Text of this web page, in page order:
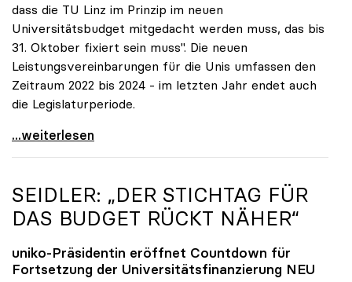
dass die TU Linz im Prinzip im neuen
Universitätsbudget mitgedacht werden muss, das bis
31. Oktober fixiert sein muss". Die neuen
Leistungsvereinbarungen für die Unis umfassen den
Zeitraum 2022 bis 2024 - im letzten Jahr endet auch
die Legislaturperiode.
Seidler zu geplanter TU Linz: Muss im neuen
...weiterlesen
SEIDLER: „DER STICHTAG FÜR
DAS BUDGET RÜCKT NÄHER“
uniko-Präsidentin eröffnet Countdown für
Fortsetzung der Universitätsfinanzierung NEU